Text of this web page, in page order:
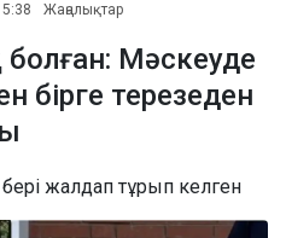
Жаңалықтар
Мәскеуде
бірге терезеден
жалдап тұрып келген